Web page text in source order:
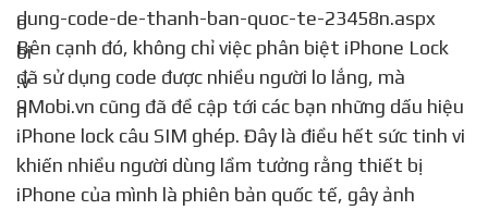
dung-code-de-thanh-ban-quoc-te-23458n.aspx
Bên cạnh đó, không chỉ việc phân biệt iPhone Lock
đã sử dụng code được nhiều người lo lắng, mà
9Mobi.vn cũng đã đề cập tới các bạn những dấu hiệu
iPhone lock câu SIM ghép. Đây là điều hết sức tinh vi
khiến nhiều người dùng lầm tưởng rằng thiết bị
iPhone của mình là phiên bản quốc tế, gây ảnh